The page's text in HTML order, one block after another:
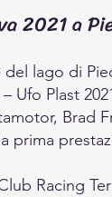
2021 a
lago di
Ufo Plast
Brad
prima
Racing